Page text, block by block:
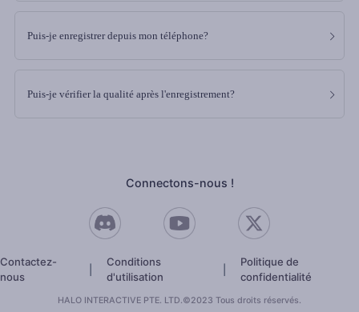
Puis-je enregistrer depuis mon téléphone?
Puis-je vérifier la qualité après l'enregistrement?
Connectons-nous !
Contactez-
nous
Conditions
d'utilisation
Politique de
confidentialité
HALO INTERACTIVE PTE. LTD.©2023 Tous droits réservés.